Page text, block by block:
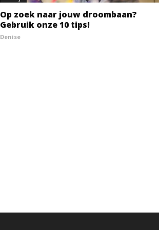
Op zoek naar jouw droombaan?
Gebruik onze 10 tips!
Denise